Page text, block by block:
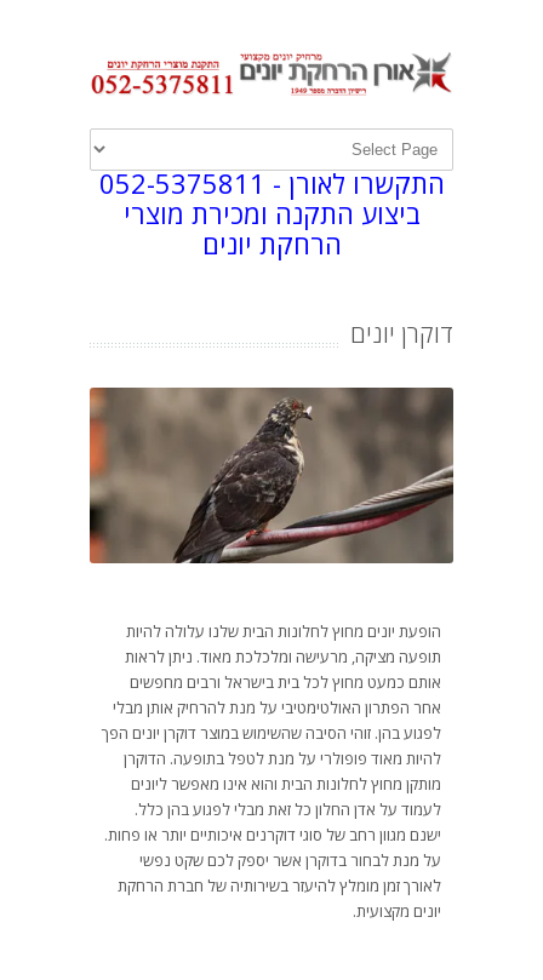
התקשרו לאורן -052-5375811
ביצוע התקנה ומכירת מוצרי
הרחקת יונים
דוקרן יונים
הופעת יונים מחוץ לחלונות הבית שלנו עלולה להיות
תופעה מציקה, מרעישה ומלכלכת מאוד. ניתן לראות
אותם כמעט מחוץ לכל בית בישראל ורבים מחפשים
אחר הפתרון האולטימטיבי על מנת להרחיק אותן מבלי
לפגוע בהן. זוהי הסיבה שהשימוש במוצר דוקרן יונים הפך
להיות מאוד פופולרי על מנת לטפל בתופעה. הדוקרן
מותקן מחוץ לחלונות הבית והוא אינו מאפשר ליונים
לעמוד על אדן החלון כל זאת מבלי לפגוע בהן כלל.
ישנם מגוון רחב של סוגי דוקרנים איכותיים יותר או פחות.
על מנת לבחור בדוקרן אשר יספק לכם שקט נפשי
לאורך זמן מומלץ להיעזר בשירותיה של חברת הרחקת
יונים מקצועית.